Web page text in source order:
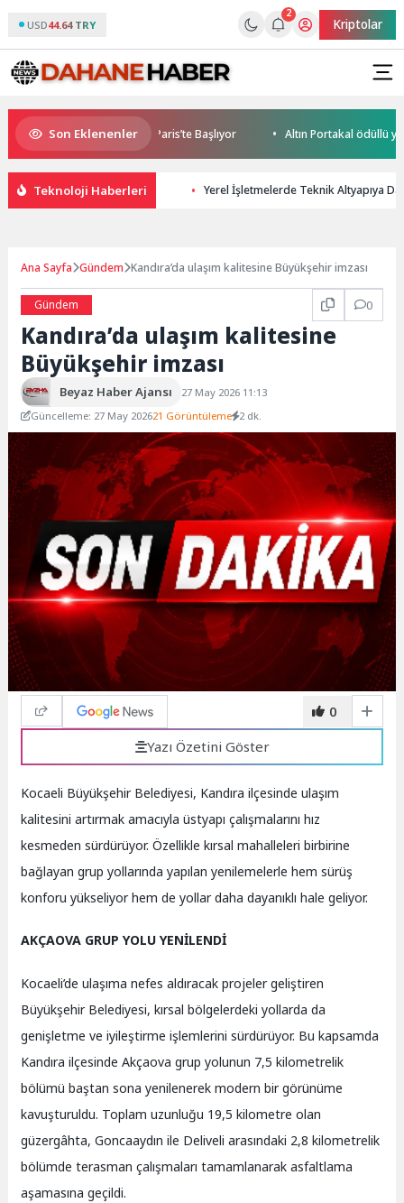
USD44.64 TRY
2
Kriptolar
Son Eklenenler
World Cup Heyecanı Paris’te Başlıyor Altın Portakal ödüllü
Teknoloji Haberleri Yerel İşletmelerde Teknik Altyapıya
Ana Sayfa Gündem Kandıra’da ulaşım kalitesine Büyükşehir imzası
Gündem 0
Kandıra’da ulaşım kalitesine
Büyükşehir imzası
Beyaz Haber Ajansı
27 May 2026 11:13
Güncelleme: 27 May 202621 Görüntüleme 2 dk.
0
Yazı Özetini Göster
Kocaeli Büyükşehir Belediyesi, Kandıra ilçesinde ulaşım
kalitesini artırmak amacıyla üstyapı çalışmalarını hız
kesmeden sürdürüyor. Özellikle kırsal mahalleleri birbirine
bağlayan grup yollarında yapılan yenilemelerle hem sürüş
konforu yükseliyor hem de yollar daha dayanıklı hale geliyor.
AKÇAOVA GRUP YOLU YENİLENDİ
Kocaeli’de ulaşıma nefes aldıracak projeler geliştiren
Büyükşehir Belediyesi, kırsal bölgelerdeki yollarda da
genişletme ve iyileştirme işlemlerini sürdürüyor. Bu kapsamda
Kandıra ilçesinde Akçaova grup yolunun 7,5 kilometrelik
bölümü baştan sona yenilenerek modern bir görünüme
kavuşturuldu. Toplam uzunluğu 19,5 kilometre olan
güzergâhta, Goncaaydın ile Deliveli arasındaki 2,8 kilometrelik
bölümde terasman çalışmaları tamamlanarak asfaltlama
aşamasına geçildi.